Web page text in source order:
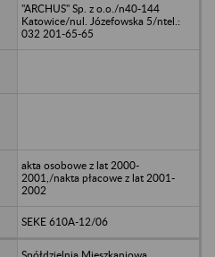
"ARCHUS" Sp. z o.o./n40-144
Katowice/nul. Józefowska 5/ntel.:
032 201-65-65
akta osobowe z lat 2000-
2001,/nakta płacowe z lat 2001-
2002
SEKE 610A-12/06